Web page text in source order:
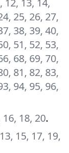
12, 13, 14,
25, 26, 27,
38, 39, 40,
51, 52, 53,
68, 69, 70,
81, 82, 83,
94, 95, 96,
16, 18, 20.
15, 17, 19,